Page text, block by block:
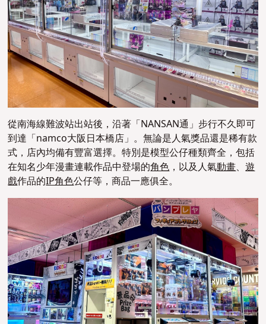
從南海線難波站出站後，沿著「NANSAN通」步行不久即可
到達「namco大阪日本橋店」。無論是人氣獎品還是稀有款
式，店內均備有豐富選擇。特別是模型公仔種類齊全，包括
在知名少年漫畫連載作品中登場的角色 ，以及人氣動畫、遊
戲作品的IP角色公仔等，商品一應俱全。